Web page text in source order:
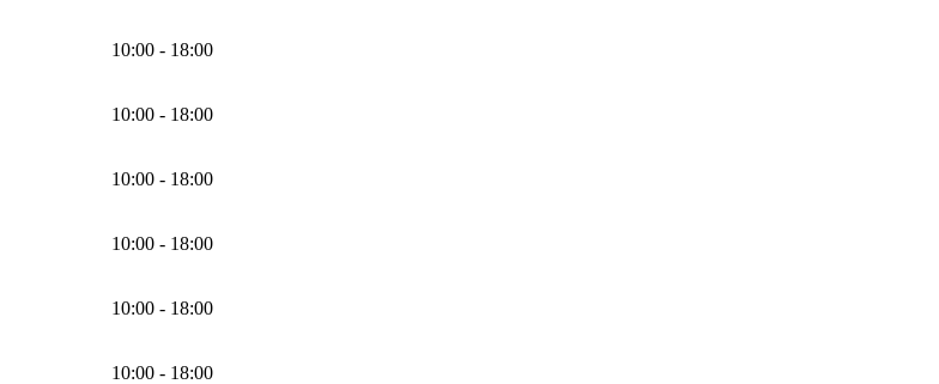
10:00 - 18:00
10:00 - 18:00
10:00 - 18:00
10:00 - 18:00
10:00 - 18:00
10:00 - 18:00